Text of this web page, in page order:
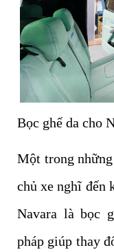
Bọc ghế da cho
Một trong
chủ xe nghĩ đến
Navara là bọc
pháp giúp thay